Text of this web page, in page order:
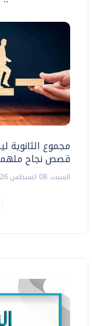
مجموع الثانوية
قصص نجاح
السبت، 08 اغسطس 2026 11:22 ص